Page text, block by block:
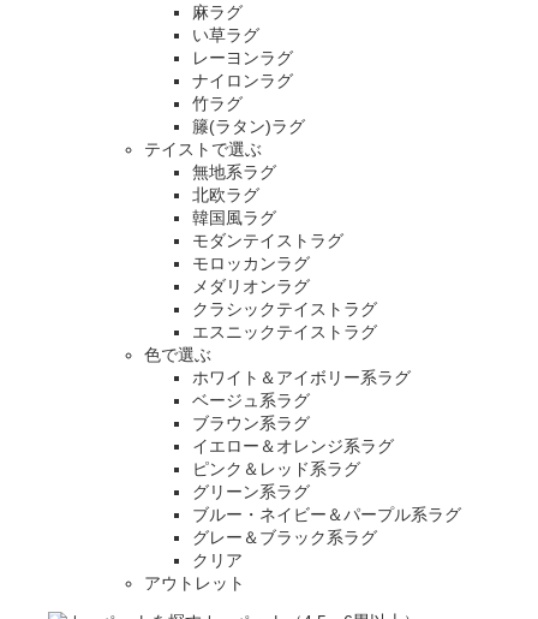
麻ラグ
い草ラグ
レーヨンラグ
ナイロンラグ
竹ラグ
籐(ラタン)ラグ
テイストで選ぶ
無地系ラグ
北欧ラグ
韓国風ラグ
モダンテイストラグ
モロッカンラグ
メダリオンラグ
クラシックテイストラグ
エスニックテイストラグ
色で選ぶ
ホワイト＆アイボリー系ラグ
ベージュ系ラグ
ブラウン系ラグ
イエロー＆オレンジ系ラグ
ピンク＆レッド系ラグ
グリーン系ラグ
ブルー・ネイビー＆パープル系ラグ
グレー＆ブラック系ラグ
クリア
アウトレット